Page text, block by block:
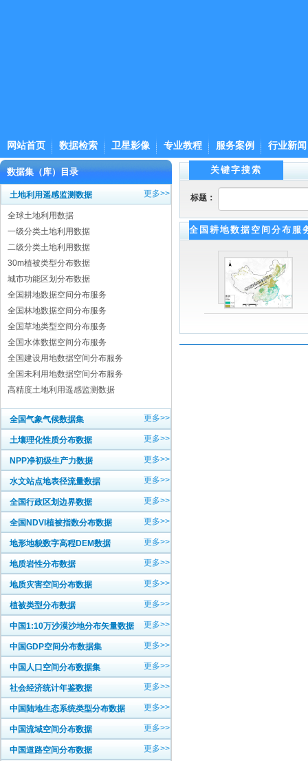
网站首页 数据检索 卫星影像 专业教程 服务案例 行业新闻
数据集（库）目录
土地利用遥感监测数据 更多>>
全球土地利用数据
一级分类土地利用数据
二级分类土地利用数据
30m植被类型分布数据
城市功能区划分布数据
全国耕地数据空间分布服务
全国林地数据空间分布服务
全国草地类型空间分布服务
全国水体数据空间分布服务
全国建设用地数据空间分布服务
全国未利用地数据空间分布服务
高精度土地利用遥感监测数据
全国气象气候数据集 更多>>
土壤理化性质分布数据 更多>>
NPP净初级生产力数据 更多>>
水文站点地表径流量数据 更多>>
全国行政区划边界数据 更多>>
全国NDVI植被指数分布数据 更多>>
地形地貌数字高程DEM数据 更多>>
地质岩性分布数据 更多>>
地质灾害空间分布数据 更多>>
植被类型分布数据 更多>>
中国1:10万沙漠沙地分布矢量数据 更多>>
中国GDP空间分布数据集 更多>>
中国人口空间分布数据集 更多>>
社会经济统计年鉴数据 更多>>
中国陆地生态系统类型分布数据 更多>>
中国流域空间分布数据 更多>>
中国道路空间分布数据 更多>>
关键字搜索
标题：
全国耕地数据空间分布